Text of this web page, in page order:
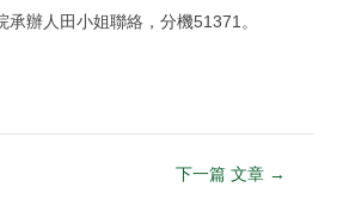
辦人田小姐聯絡，分機51371。
下一篇 文章 →